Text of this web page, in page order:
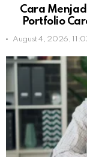
Cara
Portfolio
August 4, 2026,